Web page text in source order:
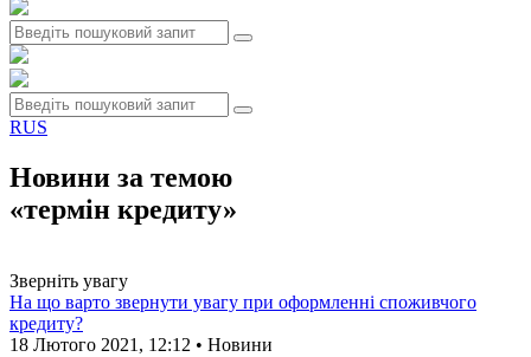
RUS
Новини за темою
«термін кредиту»
Зверніть увагу
На що варто звернути увагу при оформленні споживчого
кредиту?
18 Лютого 2021, 12:12 • Новини